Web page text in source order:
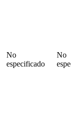
No
especificado
No